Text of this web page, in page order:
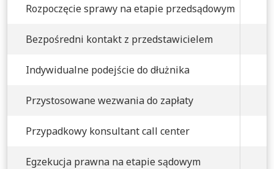
Rozpoczęcie sprawy na etapie przedsądowym
Bezpośredni kontakt z przedstawicielem
Indywidualne podejście do dłużnika
Przystosowane wezwania do zapłaty
Przypadkowy konsultant call center
Egzekucja prawna na etapie sądowym